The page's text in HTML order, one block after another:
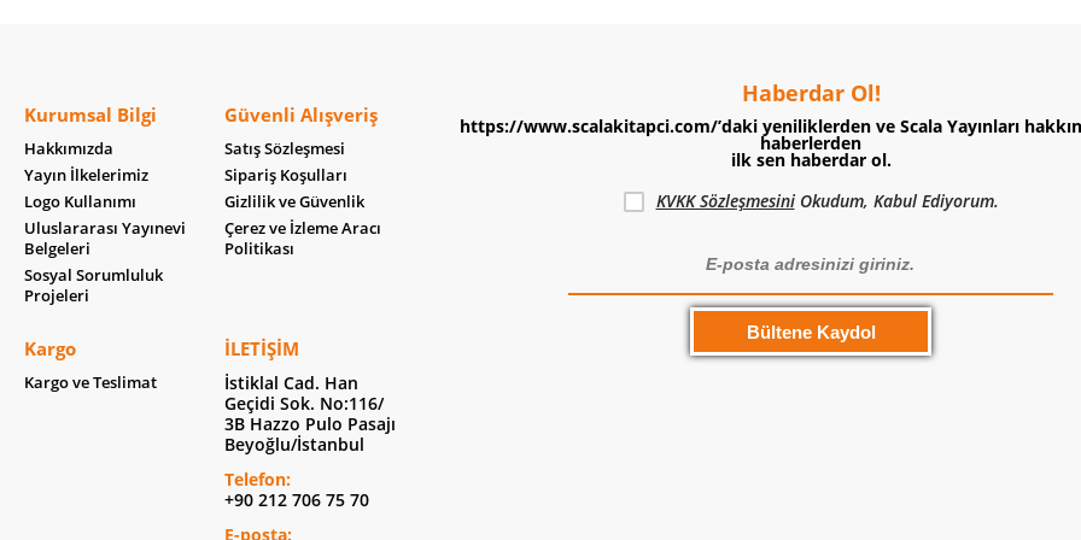
Kurumsal Bilgi
Hakkımızda
Yayın İlkelerimiz
Logo Kullanımı
Uluslararası Yayınevi
Belgeleri
Sosyal Sorumluluk
Projeleri
Güvenli Alışveriş
Satış Sözleşmesi
Sipariş Koşulları
Gizlilik ve Güvenlik
Çerez ve İzleme Aracı
Politikası
Kargo
Kargo ve Teslimat
İLETIŞIM
İstiklal Cad. Han
Geçidi Sok. No:116/
3B Hazzo Pulo Pasajı
Beyoğlu/İstanbul
Telefon:
+90 212 706 75 70
E-posta:
Haberdar Ol!
https://www.scalakitapci.com/’daki yeniliklerden ve Scala Yayınları
haberlerden
ilk sen haberdar ol.
KVKK SözleşmesiniOkudum, Kabul Ediyorum.